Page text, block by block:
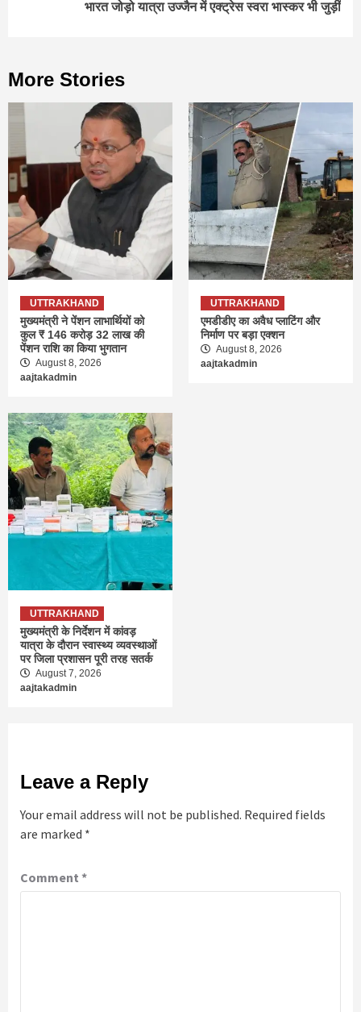
भारत जोड़ो यात्रा उज्जैन में एक्ट्रेस स्वरा भास्कर भी जुड़ीं
More Stories
UTTRAKHAND
मुख्यमंत्री ने पेंशन लाभार्थियों को
कुल ₹ 146 करोड़ 32 लाख की
पेंशन राशि का किया भुगतान
August 8, 2026
aajtakadmin
UTTRAKHAND
एमडीडीए का अवैध प्लाटिंग और
निर्माण पर बड़ा एक्शन
August 8, 2026
aajtakadmin
UTTRAKHAND
मुख्यमंत्री के निर्देशन में कांवड़
यात्रा के दौरान स्वास्थ्य व्यवस्थाओं
पर जिला प्रशासन पूरी तरह सतर्क
August 7, 2026
aajtakadmin
Leave a Reply
Your email address will not be published. Required fields
are marked *
Comment *